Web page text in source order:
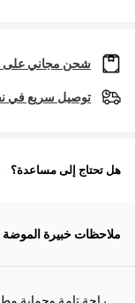
شحن مجاني على
توصيل سريع في
هل تحتاج إلى مساعدة؟
ملاحظات خبيرة الموضة